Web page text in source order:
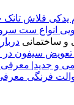
یدکی فلاش تانک
انواع ست
و ساختمانی
و جدید| معرفی
فرنگی